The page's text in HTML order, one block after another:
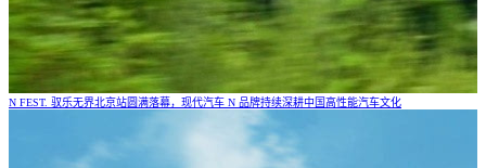
N FEST. 驭乐无界北京站圆满落幕，现代汽车 N 品牌持续深耕中国高性能汽车文化